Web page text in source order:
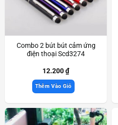
Combo 2 bút bút cảm ứng
điện thoại Scd3274
12.200₫
Thêm Vào Giỏ